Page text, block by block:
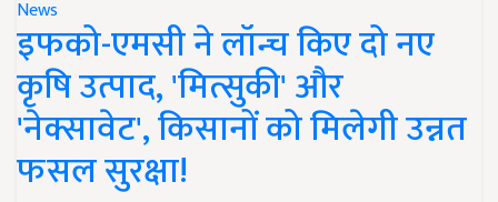
News
इफको-एमसी ने लॉन्च किए दो नए
कृषि उत्पाद, 'मित्सुकी' और
'नेक्सावेट', किसानों को मिलेगी उन्नत
फसल सुरक्षा!